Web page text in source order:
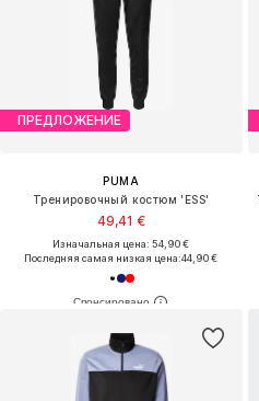
ПРЕДЛОЖЕНИЕ
PUMA
Тренировочный костюм 'ESS'
49,41 €
Изначальная цена: 54,90 €
Последняя самая низкая цена:44,90 €